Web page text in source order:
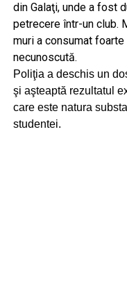
din Galaţi, unde a fost
petrecere într-un club.
muri a consumat
necunoscută.
Poliţia a deschis un
şi aşteaptă rezultatul
care este natura
studentei.